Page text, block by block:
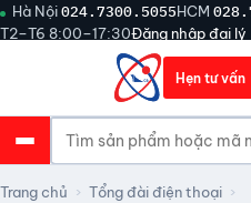
Hà Nội024.7300.5055HCM
T2–T6 8:00–17:30Đăng nhập đại lý
Hẹn tư vấn
Trang chủ › Tổng đài điện thoại ›